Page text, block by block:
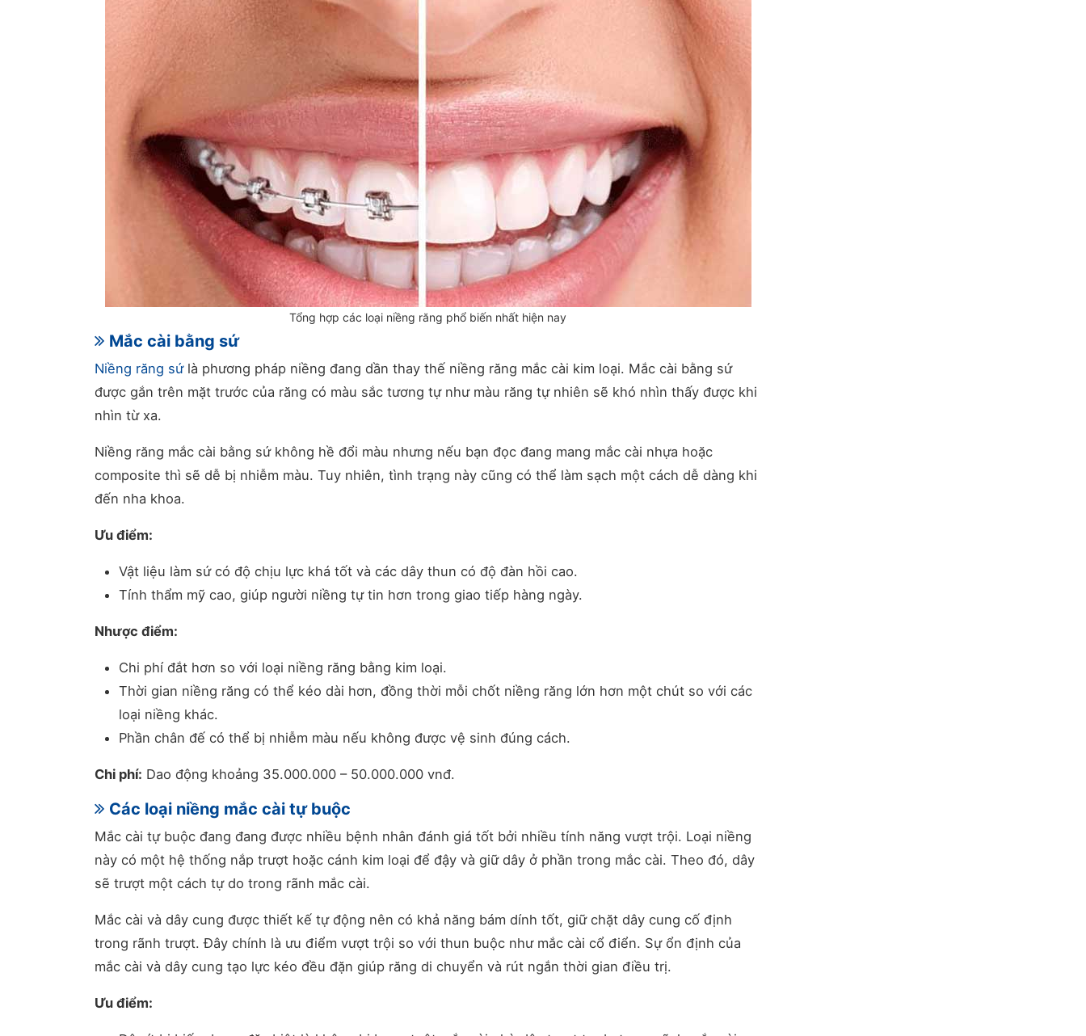
Tổng hợp các loại niềng răng phổ biến nhất hiện nay
Mắc cài bằng sứ
Niềng răng sứlà phương pháp niềng đang dần thay thế niềng răng mắc cài kim loại. Mắc cài bằng sứ
được gắn trên mặt trước của răng có màu sắc tương tự như màu răng tự nhiên sẽ khó nhìn thấy được khi
nhìn từ xa.
Niềng răng mắc cài bằng sứ không hề đổi màu nhưng nếu bạn đọc đang mang mắc cài nhựa hoặc
composite thì sẽ dễ bị nhiễm màu. Tuy nhiên, tình trạng này cũng có thể làm sạch một cách dễ dàng khi
đến nha khoa.
Ưu điểm:
Vật liệu làm sứ có độ chịu lực khá tốt và các dây thun có độ đàn hồi cao.
Tính thẩm mỹ cao, giúp người niềng tự tin hơn trong giao tiếp hàng ngày.
Nhược điểm:
Chi phí đắt hơn so với loại niềng răng bằng kim loại.
Thời gian niềng răng có thể kéo dài hơn, đồng thời mỗi chốt niềng răng lớn hơn một chút so với các
loại niềng khác.
Phần chân đế có thể bị nhiễm màu nếu không được vệ sinh đúng cách.
Chi phí: Dao động khoảng 35.000.000 – 50.000.000 vnđ.
Các loại niềng mắc cài tự buộc
Mắc cài tự buộc đang đang được nhiều bệnh nhân đánh giá tốt bởi nhiều tính năng vượt trội. Loại niềng
này có một hệ thống nắp trượt hoặc cánh kim loại để đậy và giữ dây ở phần trong mắc cài. Theo đó, dây
sẽ trượt một cách tự do trong rãnh mắc cài.
Mắc cài và dây cung được thiết kế tự động nên có khả năng bám dính tốt, giữ chặt dây cung cố định
trong rãnh trượt. Đây chính là ưu điểm vượt trội so với thun buộc như mắc cài cổ điển. Sự ổn định của
mắc cài và dây cung tạo lực kéo đều đặn giúp răng di chuyển và rút ngắn thời gian điều trị.
Ưu điểm: